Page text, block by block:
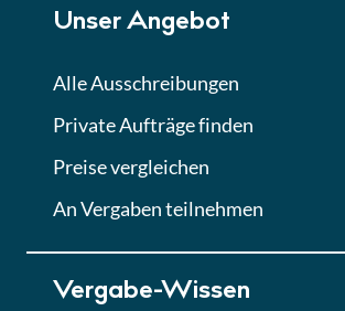
Eignung im
Lektion 6
Abgabe von Angeboten
Lektion
Lektion 7
Finales Quiz
Unser Angebot
Alle Ausschreibungen
Private Aufträge finden
Preise vergleichen
An Vergaben teilnehmen
Vergabe-Wissen